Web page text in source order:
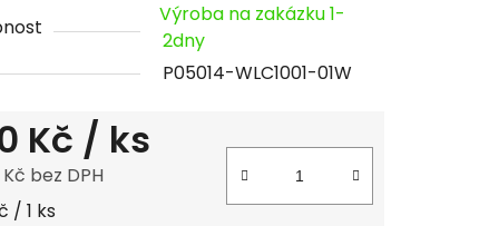
Výroba na zakázku 1-
2dny
P05014-WLC1001-01W
Kč / ks
Kč bez DPH
cena:
/ 1 ks